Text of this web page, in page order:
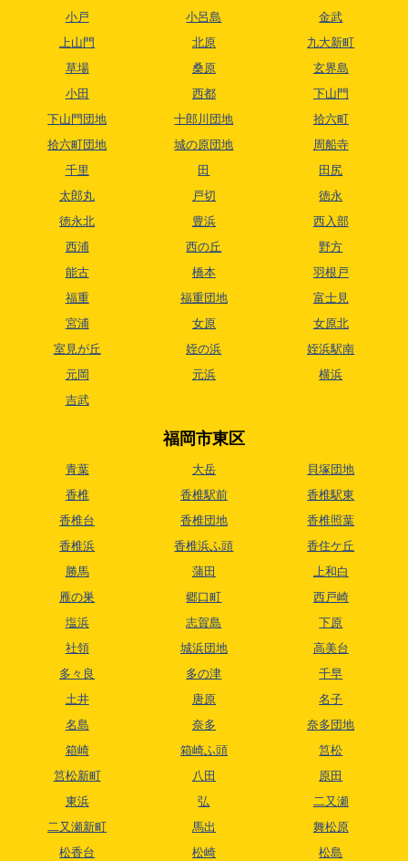
小戸
小呂島
金武
上山門
北原
九大新町
草場
桑原
玄界島
小田
西都
下山門
下山門団地
十郎川団地
拾六町
拾六町団地
城の原団地
周船寺
千里
田
田尻
太郎丸
戸切
徳永
徳永北
豊浜
西入部
西浦
西の丘
野方
能古
橋本
羽根戸
福重
福重団地
富士見
宮浦
女原
女原北
室見が丘
姪の浜
姪浜駅南
元岡
元浜
横浜
吉武
福岡市東区
青葉 大岳
貝塚団地
香椎
香椎駅前
香椎駅東
香椎台
香椎団地
香椎照葉
香椎浜
香椎浜ふ頭
香住ケ丘
勝馬
蒲田
上和白
雁の巣
郷口町
西戸崎
塩浜
志賀島
下原
社領
城浜団地
高美台
多々良
多の津
千早
土井
唐原
名子
名島
奈多
奈多団地
箱崎
箱崎ふ頭
筥松
筥松新町
八田
原田
東浜
弘
二又瀬
二又瀬新町
馬出
舞松原
松香台
松崎
松島